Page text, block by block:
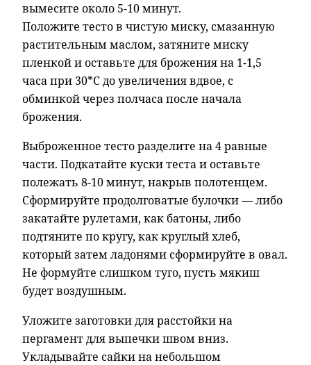
вымесите около 5-10 минут.
Положите тесто в чистую миску, смазанную
растительным маслом, затяните миску
пленкой и оставьте для брожения на 1-1,5
часа при 30*С до увеличения вдвое, с
обминкой через полчаса после начала
брожения.
Выброженное тесто разделите на 4 равные
части. Подкатайте куски теста и оставьте
полежать 8-10 минут, накрыв полотенцем.
Сформируйте продолговатые булочки — либо
закатайте рулетами, как батоны, либо
подтяните по кругу, как круглый хлеб,
который затем ладонями сформируйте в овал.
Не формуйте слишком туго, пусть мякиш
будет воздушным.
Уложите заготовки для расстойки на
пергамент для выпечки швом вниз.
Укладывайте сайки на небольшом